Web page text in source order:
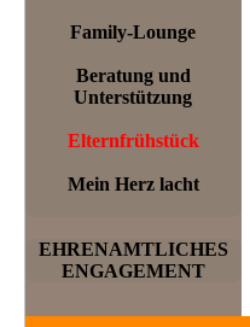
Family-Lounge
Beratung und
Unterstützung
Elternfrühstück
Mein Herz lacht
EHRENAMTLICHES
ENGAGEMENT